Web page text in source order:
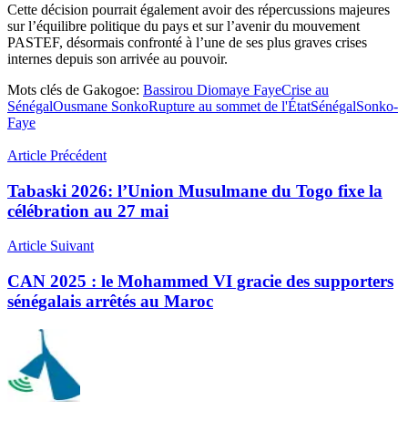
Cette décision pourrait également avoir des répercussions majeures
sur l’équilibre politique du pays et sur l’avenir du mouvement
PASTEF, désormais confronté à l’une de ses plus graves crises
internes depuis son arrivée au pouvoir.
Mots clés de Gakogoe: Bassirou Diomaye FayeCrise au
SénégalOusmane SonkoRupture au sommet de l'ÉtatSénégalSonko-
Faye
Article Précédent
Tabaski 2026: l’Union Musulmane du Togo fixe la
célébration au 27 mai
Article Suivant
CAN 2025 : le Mohammed VI gracie des supporters
sénégalais arrêtés au Maroc